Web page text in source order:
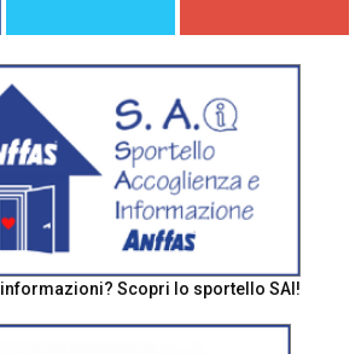
Scopri lo sportello SAI!